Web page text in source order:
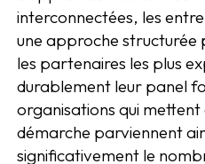
interconnectées, les
une approche structurée
les partenaires les plus
durablement leur panel
organisations qui
démarche parviennent
significativement le